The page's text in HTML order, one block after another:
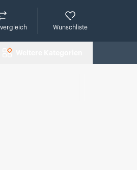
Wunschliste